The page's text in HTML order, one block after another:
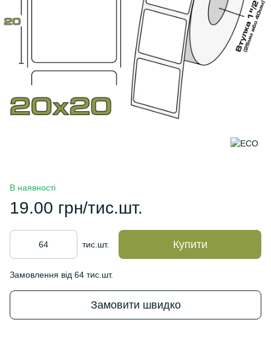
В наявності
19.00 грн/тис.шт.
тис.шт. Купити
Замовлення від 64 тис.шт.
Замовити швидко